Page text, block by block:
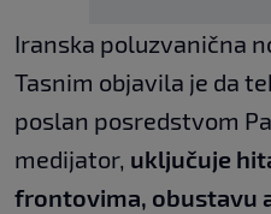
Iranska poluzvanična
Tasnim objavila je da
poslan posredstvom
medijator, uključuje
frontovima, obustavu